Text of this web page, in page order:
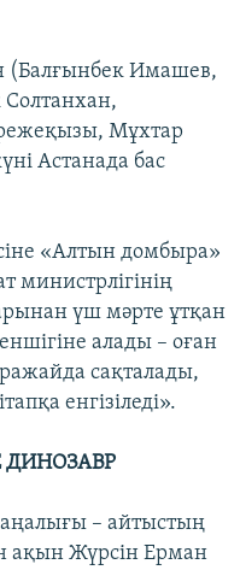
(Балғынбек Имашев,
Мұхтар
Астанада бас
«Алтын домбыра»
министрлігінің
үш мәрте ұтқан
алады – оған
сақталады,
енгізіледі».
– айтыстың
ақын Жүрсін Ерман